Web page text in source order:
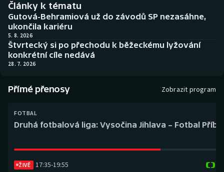
Biatlon
Boby a skeleton
Curling
Dostihy
Futsal
Aplikace ČT sport
AZ kvíz
Články k tématu
Gutová-Behramiová už do závodů SP nezasáhne,
ukončila kariéru
5. 8. 2026
Štvrtecký si po přechodu k běžeckému lyžování
konkrétní cíle nedává
28. 7. 2026
Přímé přenosy Zobrazit program
FOTBAL
Druhá fotbalová liga: Vysočina Jihlava – Fotbal
ŽIVĚ 17:35-19:55